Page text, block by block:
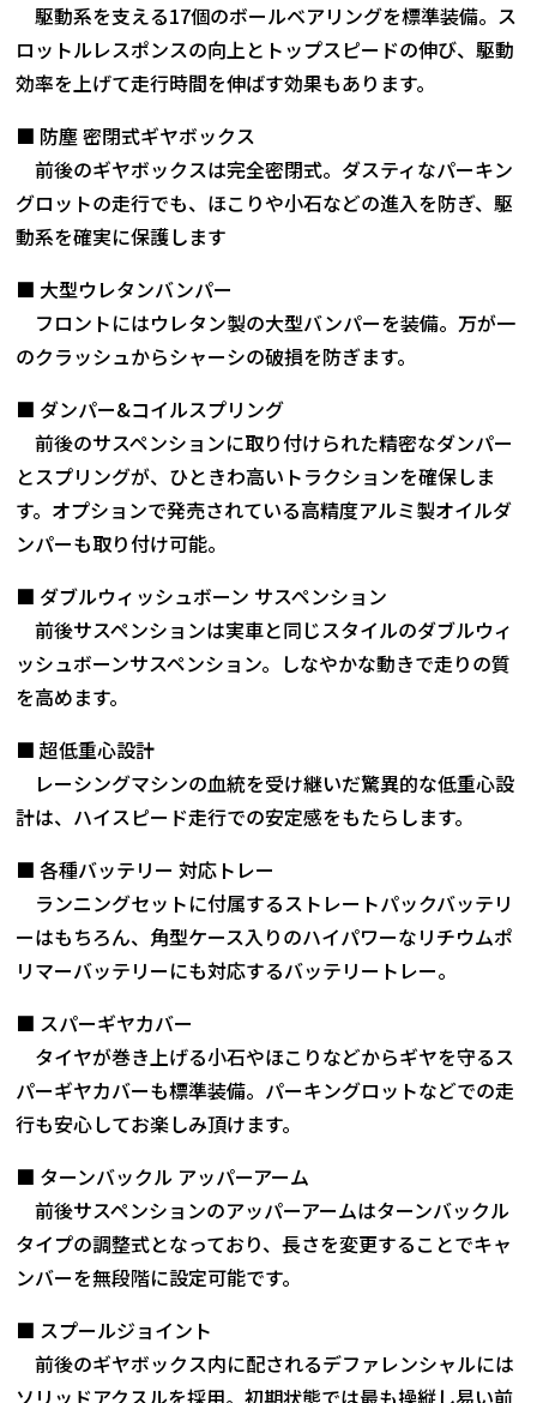
駆動系を支える17個のボールベアリングを標準装備。ス
ロットルレスポンスの向上とトップスピードの伸び、駆動
効率を上げて走行時間を伸ばす効果もあります。
■ 防塵 密閉式ギヤボックス
前後のギヤボックスは完全密閉式。ダスティなパーキン
グロットの走行でも、ほこりや小石などの進入を防ぎ、駆
動系を確実に保護します
■ 大型ウレタンバンパー
フロントにはウレタン製の大型バンパーを装備。万が一
のクラッシュからシャーシの破損を防ぎます。
■ ダンパー&コイルスプリング
前後のサスペンションに取り付けられた精密なダンパー
とスプリングが、ひときわ高いトラクションを確保しま
す。オプションで発売されている高精度アルミ製オイルダ
ンパーも取り付け可能。
■ ダブルウィッシュボーン サスペンション
前後サスペンションは実車と同じスタイルのダブルウィ
ッシュボーンサスペンション。しなやかな動きで走りの質
を高めます。
■ 超低重心設計
レーシングマシンの血統を受け継いだ驚異的な低重心設
計は、ハイスピード走行での安定感をもたらします。
■ 各種バッテリー 対応トレー
ランニングセットに付属するストレートパックバッテリ
ーはもちろん、角型ケース入りのハイパワーなリチウムポ
リマーバッテリーにも対応するバッテリートレー。
■ スパーギヤカバー
タイヤが巻き上げる小石やほこりなどからギヤを守るス
パーギヤカバーも標準装備。パーキングロットなどでの走
行も安心してお楽しみ頂けます。
■ ターンバックル アッパーアーム
前後サスペンションのアッパーアームはターンバックル
タイプの調整式となっており、長さを変更することでキャ
ンバーを無段階に設定可能です。
■ スプールジョイント
前後のギヤボックス内に配されるデファレンシャルには
ソリッドアクスルを採用。初期状態では最も操縦し易い前